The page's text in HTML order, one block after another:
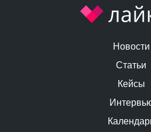
Новости
Статьи
Кейсы